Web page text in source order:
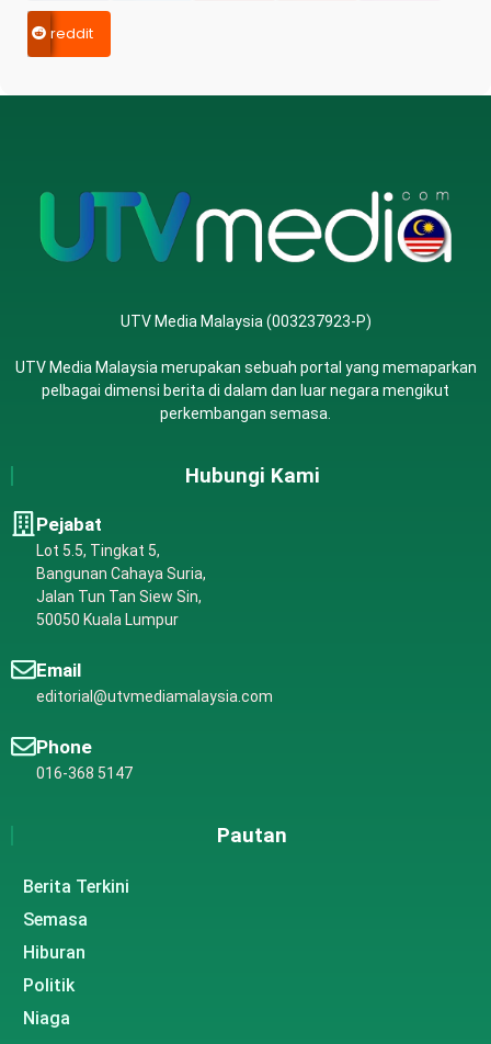
reddit
UTV Media Malaysia (003237923-P)
UTV Media Malaysia merupakan sebuah portal yang memaparkan
pelbagai dimensi berita di dalam dan luar negara mengikut
perkembangan semasa.
Hubungi Kami
Pejabat
Lot 5.5, Tingkat 5,
Bangunan Cahaya Suria,
Jalan Tun Tan Siew Sin,
50050 Kuala Lumpur
Email
editorial@utvmediamalaysia.com
Phone
016-368 5147
Pautan
Berita Terkini
Semasa
Hiburan
Politik
Niaga